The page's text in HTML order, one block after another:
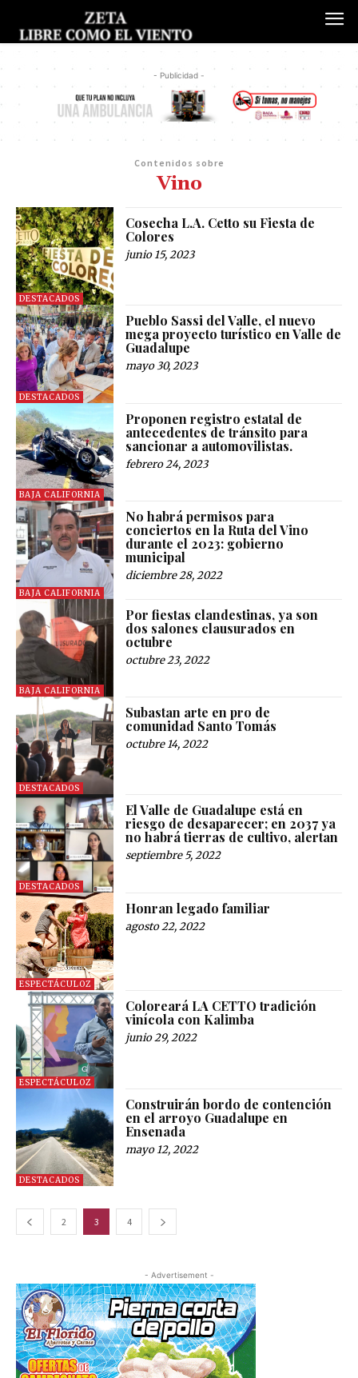
- Publicidad -
Contenidos sobre
Vino
DESTACADOS
Cosecha L.A. Cetto su Fiesta de
Colores
junio 15, 2023
DESTACADOS
Pueblo Sassi del Valle, el nuevo
mega proyecto turístico en Valle de
Guadalupe
mayo 30, 2023
BAJA CALIFORNIA
Proponen registro estatal de
antecedentes de tránsito para
sancionar a automovilistas.
febrero 24, 2023
BAJA CALIFORNIA
No habrá permisos para
conciertos en la Ruta del Vino
durante el 2023: gobierno
municipal
diciembre 28, 2022
BAJA CALIFORNIA
Por fiestas clandestinas, ya son
dos salones clausurados en
octubre
octubre 23, 2022
DESTACADOS
Subastan arte en pro de
comunidad Santo Tomás
octubre 14, 2022
DESTACADOS
El Valle de Guadalupe está en
riesgo de desaparecer; en 2037 ya
no habrá tierras de cultivo, alertan
septiembre 5, 2022
ESPECTÁCULOZ
Honran legado familiar
agosto 22, 2022
ESPECTÁCULOZ
Coloreará LA CETTO tradición
vinícola con Kalimba
junio 29, 2022
DESTACADOS
Construirán bordo de contención
en el arroyo Guadalupe en
Ensenada
mayo 12, 2022
2 3 4
- Advertisement -